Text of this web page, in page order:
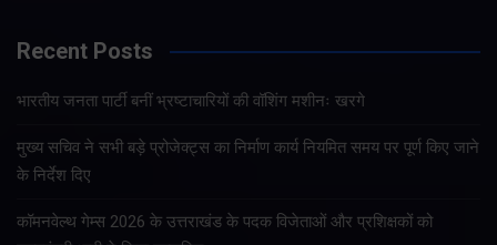
Recent Posts
भारतीय जनता पार्टी बनीं भ्रष्टाचारियों की वॉशिंग मशीनः खरगे
मुख्य सचिव ने सभी बड़े प्रोजेक्ट्स का निर्माण कार्य नियमित समय पर पूर्ण किए जाने
के निर्देश दिए
कॉमनवेल्थ गेम्स 2026 के उत्तराखंड के पदक विजेताओं और प्रशिक्षकों को